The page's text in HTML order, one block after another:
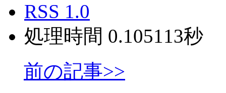
RSS 1.0
処理時間 0.105113秒
前の記事>>